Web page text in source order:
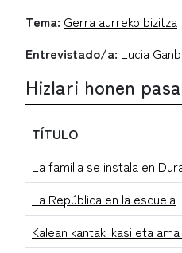
Tema: Gerra aurreko bizitza
Entrevistado/a: Lucia
Hizlari honen
TÍTULO
La familia se instala en
La República en la escuela
Kalean kantak ikasi eta